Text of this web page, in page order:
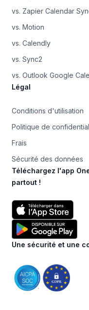
vs. Zapier Calendar
vs. Motion
vs. Calendly
vs. Sync2
vs. Outlook Google
Légal
Conditions d'utilisation
Politique de
Frais
Sécurité des données
Téléchargez l'app
partout !
Une sécurité et une